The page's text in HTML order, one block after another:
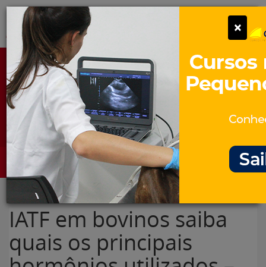
Pular
para
conteúdo
Portal para Profissionais Veterinários
Assine Gratuitamente
Categorias
IATF em bovinos saiba
quais os principais
×